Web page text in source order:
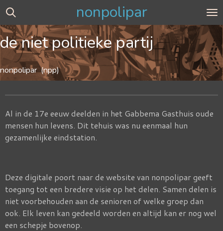
Ga
naar
de
hoofdinhoud
nonpolipar
de niet politieke partij
nonpolipar (npp)
Al in de 17e eeuw deelden in het Gabbema Gasthuis oude
mensen hun levens. Dit tehuis was nu eenmaal hun
gezamenlijke eindstation.
Deze digitale poort naar de website van nonpolipar geeft
toegang tot een bredere visie op het delen. Samen delen is
niet voorbehouden aan de senioren of welke groep dan
ook. Elk leven kan gedeeld worden en altijd kan er nog wel
een schepje bovenop.